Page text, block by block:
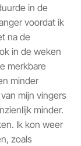
in de
voordat ik
na de
in de weken
merkbare
minder
mijn vingers
minder.
Ik kon weer
zoals